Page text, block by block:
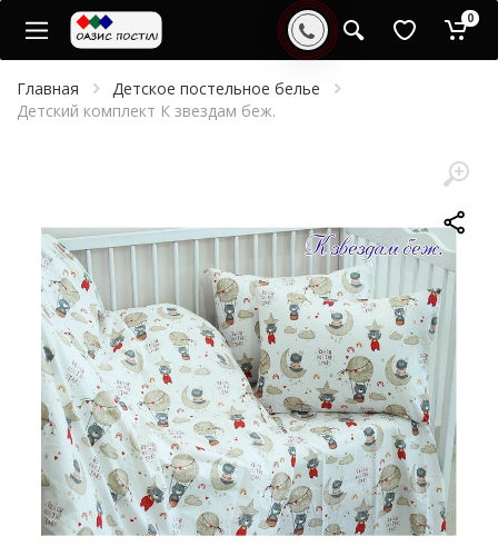
0
Главная
Детское постельное белье
Детский комплект К звездам беж.